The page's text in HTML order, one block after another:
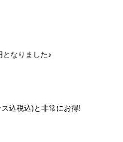
なりました♪
ス込税込)と非常にお得!